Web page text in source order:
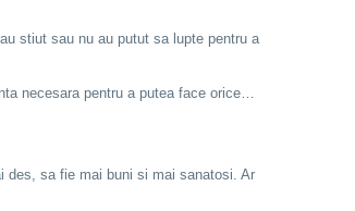
stiut sau nu au putut sa lupte pentru a
necesara pentru a putea face orice…
des, sa fie mai buni si mai sanatosi. Ar